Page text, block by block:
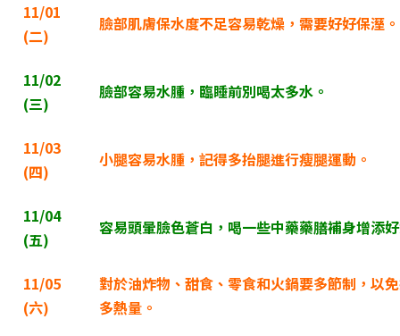
11/01
(二)
臉部肌膚保水度不足容易乾燥，需要好好保溼。
11/02
(三)
臉部容易水腫，臨睡前別喝太多水。
11/03
(四)
小腿容易水腫，記得多抬腿進行瘦腿運動。
11/04
(五)
容易頭暈臉色蒼白，喝一些中藥藥膳補身增添
11/05
(六)
對於油炸物、甜食、零食和火鍋要多節制，以
多熱量。